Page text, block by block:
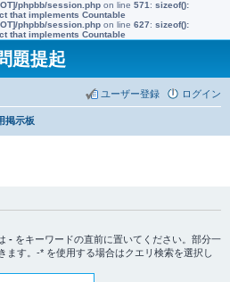
phpbb/session.php on line 571 : sizeof():
that implements Countable
phpbb/session.php on line 627: sizeof():
that implements Countable
題提起
ログイン
ユーザー登録
掲示板
- をキーワードの直前に置いてください。部分一
ます。-* を使用する場合はクエリ検索を選択し